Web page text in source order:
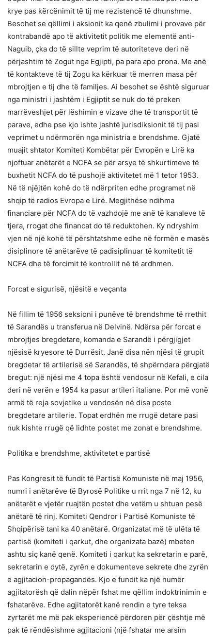
krye pas kërcënimit të tij me rezistencë të dhunshme.
Besohet se qëllimi i aksionit ka qenë zbulimi i provave për
kontrabandë apo të aktivitetit politik me elementë anti-
Naguib, çka do të sillte veprim të autoriteteve deri në
përjashtim të Zogut nga Egjipti, pa para apo prona. Me anë
të kontakteve të tij Zogu ka kërkuar të merren masa për
mbrojtjen e tij dhe të familjes. Ai besohet se është siguruar
nga ministri i jashtëm i Egjiptit se nuk do të preken
marrëveshjet për lëshimin e vizave dhe të transportit të
parave, edhe pse kjo ishte jashtë jurisdiksionit të tij pasi
veprimet u ndërmorën nga ministria e brendshme. Gjatë
muajit shtator Komiteti Kombëtar për Evropën e Lirë ka
njoftuar anëtarët e NCFA se për arsye të shkurtimeve të
buxhetit NCFA do të pushojë aktivitetet më 1 tetor 1953.
Në të njëjtën kohë do të ndërpriten edhe programet në
shqip të radios Evropa e Lirë. Megjithëse ndihma
financiare për NCFA do të vazhdojë me anë të kanaleve të
tjera, rrogat dhe financat do të reduktohen. Ky ndryshim
vjen në një kohë të përshtatshme edhe në formën e masës
disiplinore të anëtarëve të padisiplinuar të komitetit të
NCFA dhe të forcimit të kontrollit në të ardhmen.
Forcat e sigurisë, njësitë e veçanta
Në fillim të 1956 seksioni i punëve të brendshme të rrethit
të Sarandës u transferua në Delvinë. Ndërsa për forcat e
mbrojtjes bregdetare, komanda e Sarandë i përgjigjet
njësisë kryesore të Durrësit. Janë disa nën njësi të grupit
bregdetar të artilerisë së Sarandës, të shpërndara përgjatë
bregut: një njësi me 4 topa është vendosur në Kefali, e cila
deri në verën e 1954 ka pasur artileri italiane. Por më vonë
armë të reja sovjetike u vendosën në disa poste
bregdetare artilerie. Topat erdhën me rrugë detare pasi
nuk kishte rrugë që lidhte postet me zonat e brendshme.
Politika e brendshme, aktivitetet e partisë
Pas Kongresit të fundit të Partisë Komuniste në maj 1956,
numri i anëtarëve të Byrosë Politike u rrit nga 7 në 12, ku
anëtarët e vjetër ruajtën postet dhe vetëm u shtuan pesë
anëtarë të rinj. Komiteti Qendror i Partisë Komuniste të
Shqipërisë tani ka 40 anëtarë. Organizatat më të ulëta të
partisë (komiteti i qarkut, dhe organizata bazë) mbeten
ashtu siç kanë qenë. Komiteti i qarkut ka sekretarin e parë,
sekretarin e dytë, zyrën e dokumenteve sekrete dhe zyrën
e agjitacion-propagandës. Kjo e fundit ka një numër
agjitatorësh që dalin nëpër fshat me qëllim indoktrinimin e
fshatarëve. Edhe agjitatorët kanë rendin e tyre teksa
zyrtarët me më pak eksperiencë përdoren për çështje më
pak të rëndësishme agjitacioni (një fshatar me arsim